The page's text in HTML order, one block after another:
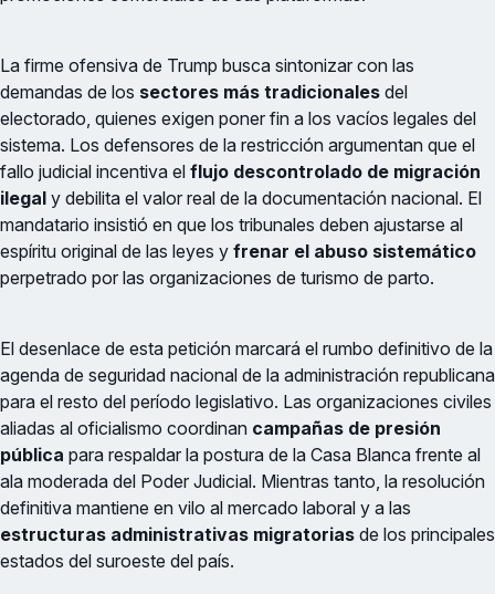
La firme ofensiva de Trump busca sintonizar con las
demandas de los sectores más tradicionales del
electorado, quienes exigen poner fin a los vacíos legales del
sistema. Los defensores de la restricción argumentan que el
fallo judicial incentiva el flujo descontrolado de migración
ilegal y debilita el valor real de la documentación nacional. El
mandatario insistió en que los tribunales deben ajustarse al
espíritu original de las leyes y frenar el abuso sistemático
perpetrado por las organizaciones de turismo de parto.
El desenlace de esta petición marcará el rumbo definitivo de la
agenda de seguridad nacional de la administración republicana
para el resto del período legislativo. Las organizaciones civiles
aliadas al oficialismo coordinan campañas de presión
pública para respaldar la postura de la Casa Blanca frente al
ala moderada del Poder Judicial. Mientras tanto, la resolución
definitiva mantiene en vilo al mercado laboral y a las
estructuras administrativas migratorias de los principales
estados del suroeste del país.